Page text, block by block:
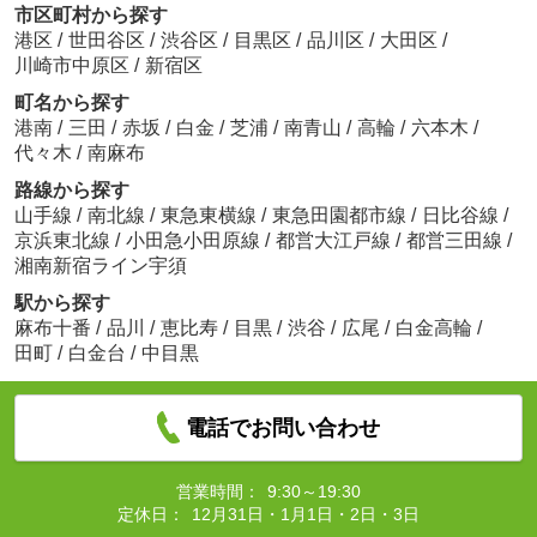
市区町村から探す
港区 / 世田谷区 / 渋谷区 / 目黒区 / 品川区 / 大田区 /
川崎市中原区 / 新宿区
町名から探す
港南 / 三田 / 赤坂 / 白金 / 芝浦 / 南青山 / 高輪 / 六本木 /
代々木 / 南麻布
路線から探す
山手線 / 南北線 / 東急東横線 / 東急田園都市線 / 日比谷線 /
京浜東北線 / 小田急小田原線 / 都営大江戸線 / 都営三田線 /
湘南新宿ライン宇須
駅から探す
麻布十番 / 品川 / 恵比寿 / 目黒 / 渋谷 / 広尾 / 白金高輪 /
田町 / 白金台 / 中目黒
電話でお問い合わせ
営業時間：
9:30～19:30
定休日：
12月31日・1月1日・2日・3日